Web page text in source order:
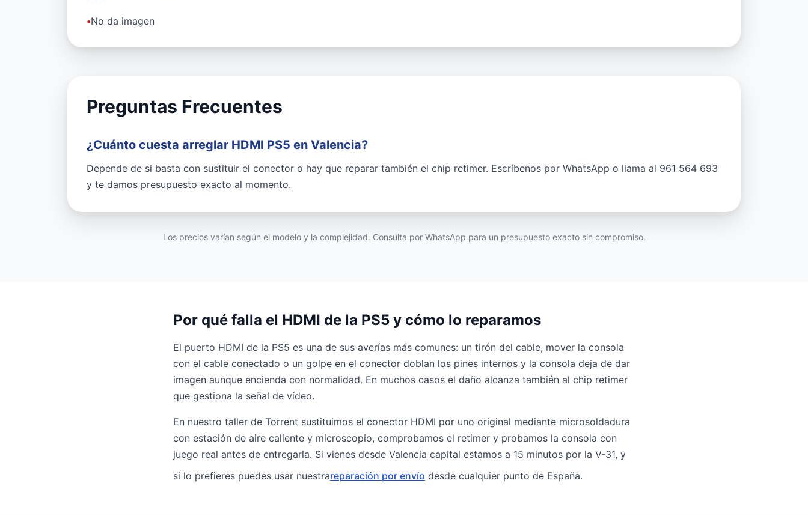
•No da imagen
Preguntas Frecuentes
¿Cuánto cuesta arreglar HDMI PS5 en Valencia?
Depende de si basta con sustituir el conector o hay que reparar también el chip retimer. Escríbenos por WhatsApp o llama al 961 564 693
y te damos presupuesto exacto al momento.
Los precios varían según el modelo y la complejidad. Consulta por WhatsApp para un presupuesto exacto sin compromiso.
Por qué falla el HDMI de la PS5 y cómo lo reparamos
El puerto HDMI de la PS5 es una de sus averías más comunes: un tirón del cable, mover la consola
con el cable conectado o un golpe en el conector doblan los pines internos y la consola deja de dar
imagen aunque encienda con normalidad. En muchos casos el daño alcanza también al chip retimer
que gestiona la señal de vídeo.
En nuestro taller de Torrent sustituimos el conector HDMI por uno original mediante microsoldadura
con estación de aire caliente y microscopio, comprobamos el retimer y probamos la consola con
juego real antes de entregarla. Si vienes desde Valencia capital estamos a 15 minutos por la V-31, y
si lo prefieres puedes usar nuestrareparación por envío desde cualquier punto de España.